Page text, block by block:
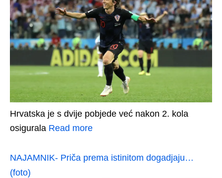
Hrvatska je s dvije pobjede već nakon 2. kola
osigurala Read more
NAJAMNIK- Priča prema istinitom dogadjaju…
(foto)